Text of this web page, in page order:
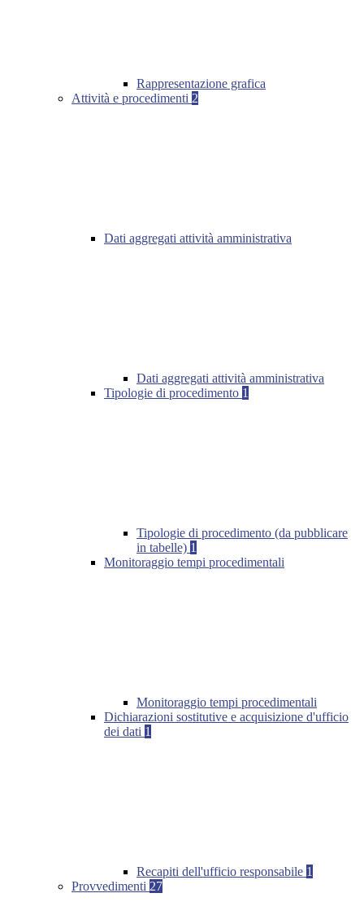
Rappresentazione grafica
Attività e procedimenti 2
Dati aggregati attività amministrativa
Dati aggregati attività amministrativa
Tipologie di procedimento 1
Tipologie di procedimento (da pubblicare
in tabelle) 1
Monitoraggio tempi procedimentali
Monitoraggio tempi procedimentali
Dichiarazioni sostitutive e acquisizione d'ufficio
dei dati 1
Recapiti dell'ufficio responsabile 1
Provvedimenti 27